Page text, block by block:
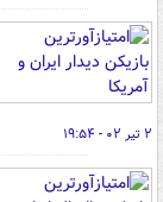
۲ تیر ۰۲ - ۱۹:۵۴